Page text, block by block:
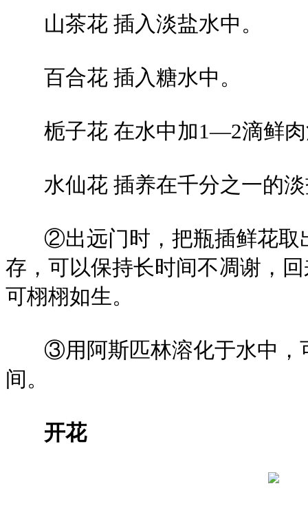
山茶花 插入淡盐水中。
百合花 插入糖水中。
栀子花 在水中加1—2滴鲜肉
水仙花 插养在千分之一的淡
②出远门时，把瓶插鲜花取
存，可以保持长时间不凋谢，
可栩栩如生。
③用阿斯匹林溶化于水中，
间。
开花